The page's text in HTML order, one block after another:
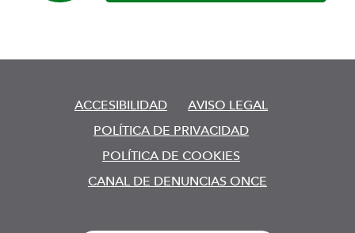
ACCESIBILIDAD
AVISO LEGAL
POLÍTICA DE PRIVACIDAD
POLÍTICA DE COOKIES
CANAL DE DENUNCIAS ONCE